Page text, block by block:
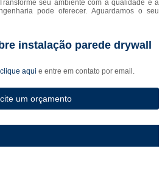
seu ambiente com a qualidade e a
pode oferecer. Aguardamos o seu
instalação parede drywall
clique aqui e entre em contato por email.
um orçamento